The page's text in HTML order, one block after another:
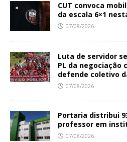
CUT convoca
da escala 6×1
07/08/2026
Luta de servidor
PL da negociação
defende coletivo
07/08/2026
Portaria distribui
professor em
07/08/2026